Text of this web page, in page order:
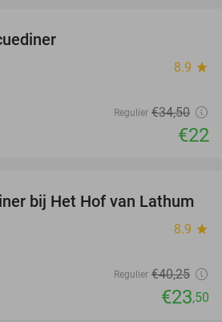
8.9 star
Regulier €34,50
€22
42%
bij Het Hof van Lathum
8.9 star
Regulier €40,25
€23,50